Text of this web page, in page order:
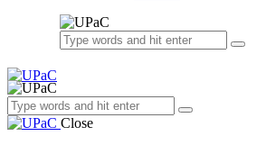
Close